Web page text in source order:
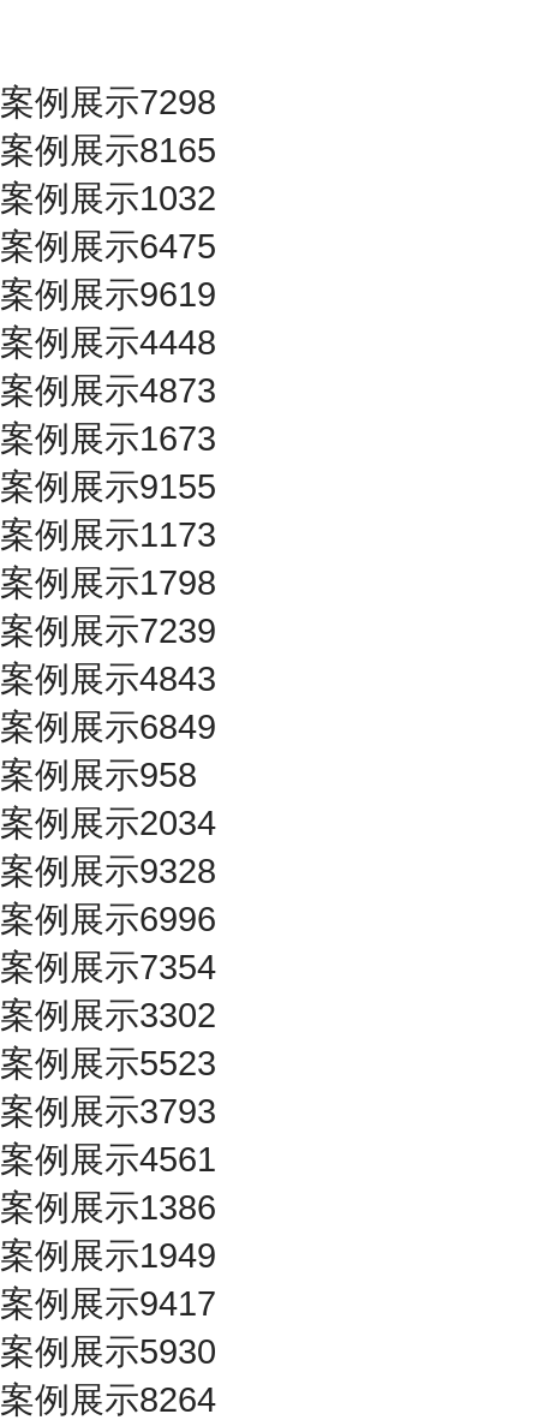
案例展示7298
案例展示8165
案例展示1032
案例展示6475
案例展示9619
案例展示4448
案例展示4873
案例展示1673
案例展示9155
案例展示1173
案例展示1798
案例展示7239
案例展示4843
案例展示6849
案例展示958
案例展示2034
案例展示9328
案例展示6996
案例展示7354
案例展示3302
案例展示5523
案例展示3793
案例展示4561
案例展示1386
案例展示1949
案例展示9417
案例展示5930
案例展示8264